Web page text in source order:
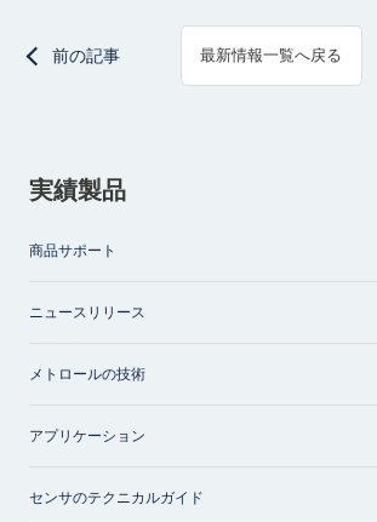
前の記事 最新情報一覧へ戻る
実績製品
商品サポート
ニュースリリース
メトロールの技術
アプリケーション
センサのテクニカルガイド